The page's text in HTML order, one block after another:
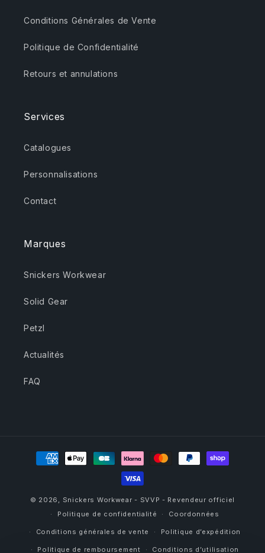
Conditions Générales de Vente
Politique de Confidentialité
Retours et annulations
Services
Catalogues
Personnalisations
Contact
Marques
Snickers Workwear
Solid Gear
Petzl
Actualités
FAQ
Moyens
© 2026, Snickers Workwear - SVVP - Revendeur officiel
Politique de confidentialité
Coordonnées
Conditions générales de vente Politique d’expédition
Politique de remboursement Conditions d’utilisation